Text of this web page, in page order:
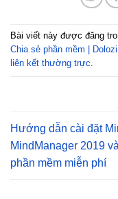
Bài viết này được đăng
Chia sẻ phần mềm |
liên kết thường trực
Hướng dẫn cài đặt
MindManager 2019
phần mềm miễn phí